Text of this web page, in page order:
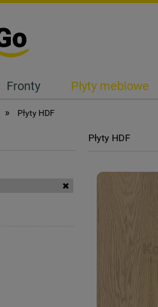
Fronty Płyty meblowe
» Płyty HDF
Płyty HDF